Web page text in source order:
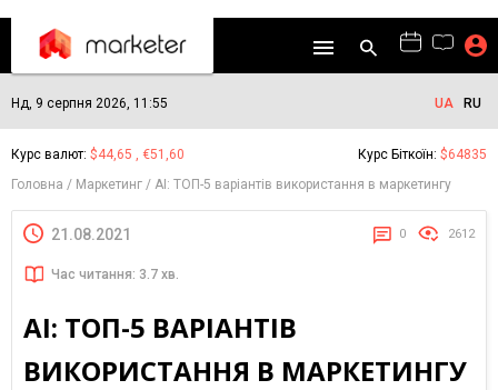
Нд, 9 серпня 2026, 11:55 UA RU
Курс валют: $44,65 , €51,60 Курс Біткоїн: $64835
Головна
Маркетинг AI: ТОП-5 варіантів використання в маркетингу
21.08.2021 0 2612
Час читання: 3.7 хв.
AI: ТОП-5 ВАРІАНТІВ
ВИКОРИСТАННЯ В МАРКЕТИНГУ